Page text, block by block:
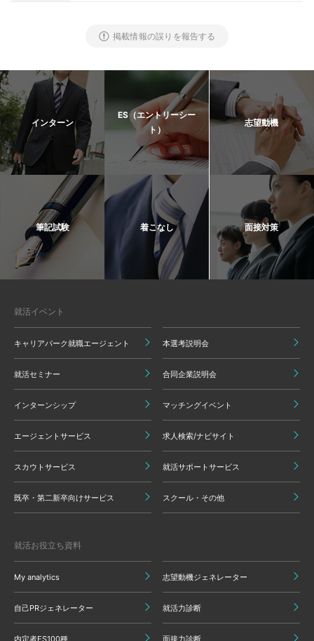
掲載情報の誤りを報告する
インターン
ES（エントリーシー
ト）
志望動機
筆記試験 着こなし 面接対策
就活イベント
キャリアパーク就職エージェント 本選考説明会
就活セミナー 合同企業説明会
インターンシップ マッチングイベント
エージェントサービス 求人検索/ナビサイト
スカウトサービス 就活サポートサービス
既卒・第二新卒向けサービス スクール・その他
就活お役立ち資料
My analytics 志望動機ジェネレーター
自己PRジェネレーター 就活力診断
内定者ES100種 面接力診断